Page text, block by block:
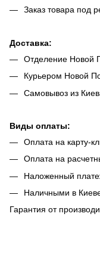
Заказ товара под
Доставка:
Отделение Новой
Курьером Новой
Самовывоз из
Виды оплаты:
Оплата на карту-
Оплата на
Наложенный
Наличными в
Гарантия от